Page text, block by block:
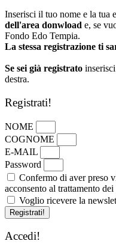
Inserisci il tuo nome e la tua
dell'area donwload e, se
Fondo Edo Tempia.
La stessa registrazione ti
Se sei già registrato
destra.
Registrati!
NOME
COGNOME
E-MAIL
Password
Confermo di aver preso
acconsento al trattamento
Voglio ricevere la
Registrati!
Accedi!